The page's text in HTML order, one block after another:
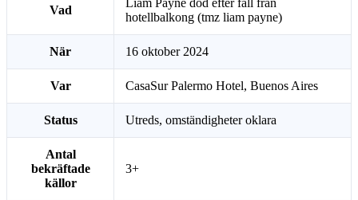
Vad
Liam Payne död efter fall från
hotellbalkong (tmz liam payne)
När 16 oktober 2024
Var CasaSur Palermo Hotel, Buenos Aires
Status Utreds, omständigheter oklara
Antal
bekräftade
källor
3+